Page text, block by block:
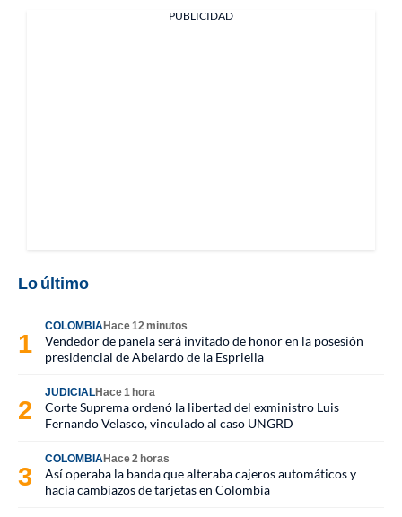
PUBLICIDAD
Lo último
COLOMBIAHace 12 minutos
Vendedor de panela será invitado de honor en la posesión
presidencial de Abelardo de la Espriella
JUDICIALHace 1 hora
Corte Suprema ordenó la libertad del exministro Luis
Fernando Velasco, vinculado al caso UNGRD
COLOMBIAHace 2 horas
Así operaba la banda que alteraba cajeros automáticos y
hacía cambiazos de tarjetas en Colombia